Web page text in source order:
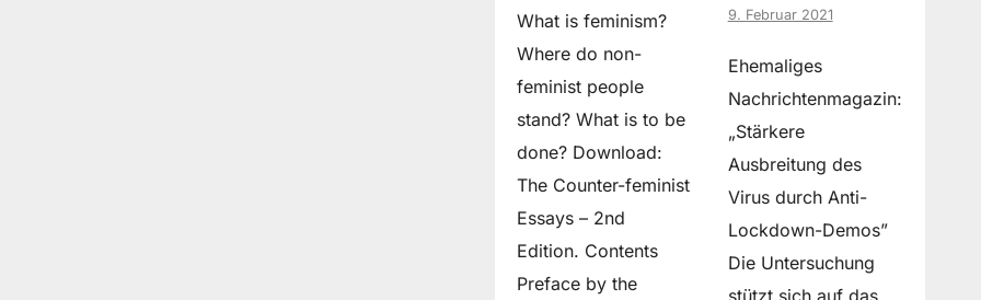
What is feminism?
Where do non­
feminist people
stand? What is to be
done? Download:
The Counter-feminist
Essays – 2nd
Edition. Contents
Preface by the
9. Februar 2021
Ehemaliges
Nachrichtenmagazin:
„Stärkere
Ausbreitung des
Virus durch Anti-
Lockdown-Demos”
Die Untersuchung